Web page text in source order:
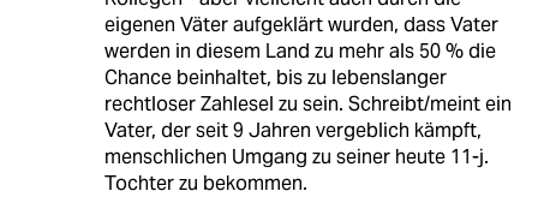
eigenen Väter aufgeklärt wurden, dass Vater
werden in diesem Land zu mehr als 50 % die
Chance beinhaltet, bis zu lebenslanger
rechtloser Zahlesel zu sein. Schreibt/meint ein
Vater, der seit 9 Jahren vergeblich kämpft,
menschlichen Umgang zu seiner heute 11-j.
Tochter zu bekommen.